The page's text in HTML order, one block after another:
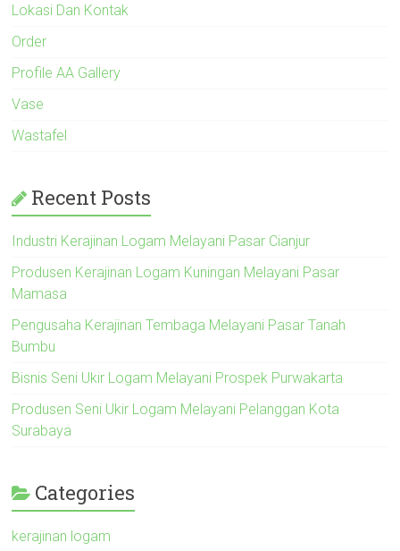
Lokasi Dan Kontak
Order
Profile AA Gallery
Vase
Wastafel
Recent Posts
Industri Kerajinan Logam Melayani Pasar Cianjur
Produsen Kerajinan Logam Kuningan Melayani Pasar
Mamasa
Pengusaha Kerajinan Tembaga Melayani Pasar Tanah
Bumbu
Bisnis Seni Ukir Logam Melayani Prospek Purwakarta
Produsen Seni Ukir Logam Melayani Pelanggan Kota
Surabaya
Categories
kerajinan logam